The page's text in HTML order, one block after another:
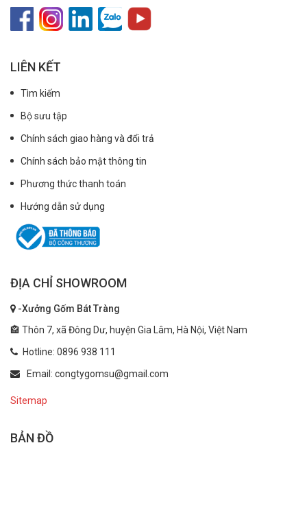
LIÊN KẾT
Tìm kiếm
Bộ sưu tập
Chính sách giao hàng và đổi trả
Chính sách bảo mật thông tin
Phương thức thanh toán
Hướng dẫn sử dụng
ĐỊA CHỈ SHOWROOM
-Xưởng Gốm Bát Tràng
🏤 Thôn 7, xã Đông Dư, huyện Gia Lâm, Hà Nội, Việt Nam
Hotline: 0896 938 111
Email: congtygomsu@gmail.com
Sitemap
BẢN ĐỒ